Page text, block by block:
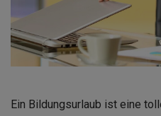
Ein Bildungsurlaub ist eine